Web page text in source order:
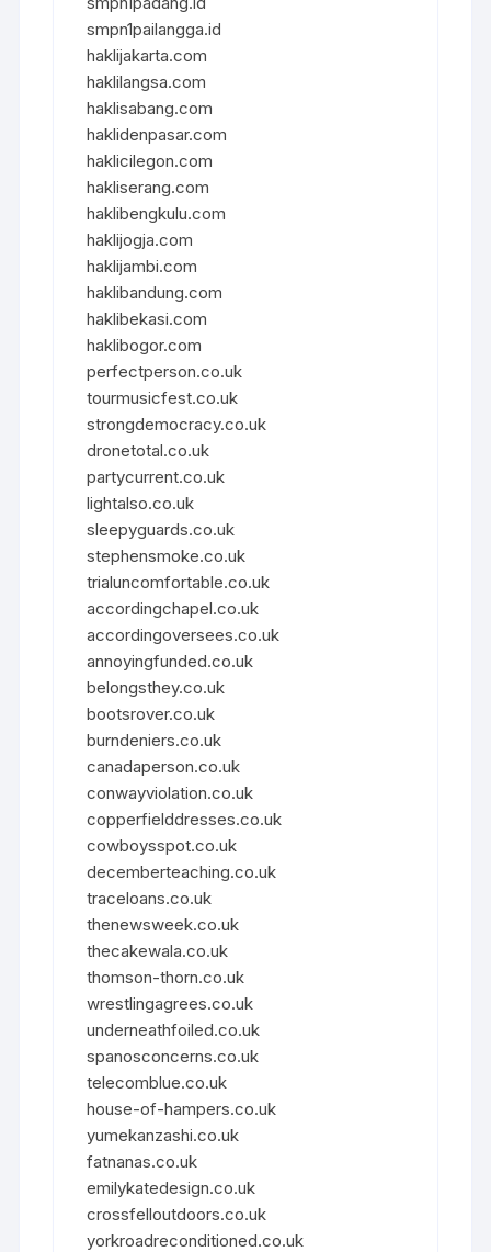
smpn1pailangga.id
haklijakarta.com
haklilangsa.com
haklisabang.com
haklidenpasar.com
haklicilegon.com
hakliserang.com
haklibengkulu.com
haklijogja.com
haklijambi.com
haklibandung.com
haklibekasi.com
haklibogor.com
perfectperson.co.uk
tourmusicfest.co.uk
strongdemocracy.co.uk
dronetotal.co.uk
partycurrent.co.uk
lightalso.co.uk
sleepyguards.co.uk
stephensmoke.co.uk
trialuncomfortable.co.uk
accordingchapel.co.uk
accordingoversees.co.uk
annoyingfunded.co.uk
belongsthey.co.uk
bootsrover.co.uk
burndeniers.co.uk
canadaperson.co.uk
conwayviolation.co.uk
copperfielddresses.co.uk
cowboysspot.co.uk
decemberteaching.co.uk
traceloans.co.uk
thenewsweek.co.uk
thecakewala.co.uk
thomson-thorn.co.uk
wrestlingagrees.co.uk
underneathfoiled.co.uk
spanosconcerns.co.uk
telecomblue.co.uk
house-of-hampers.co.uk
yumekanzashi.co.uk
fatnanas.co.uk
emilykatedesign.co.uk
crossfelloutdoors.co.uk
yorkroadreconditioned.co.uk